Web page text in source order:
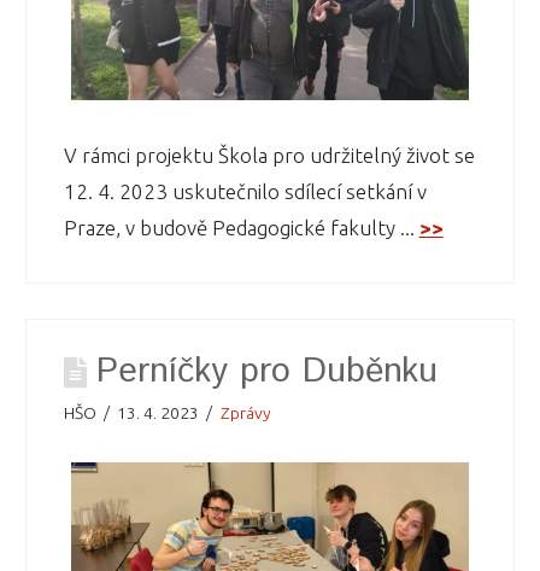
V rámci projektu Škola pro udržitelný život se
12. 4. 2023 uskutečnilo sdílecí setkání v
Praze, v budově Pedagogické fakulty ... >>
Perníčky pro Duběnku
HŠO 13. 4. 2023 Zprávy